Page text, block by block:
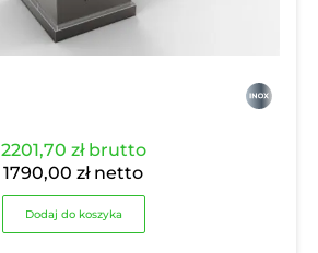
2201,70 złbrutto
1790,00 złnetto
Dodaj do koszyka